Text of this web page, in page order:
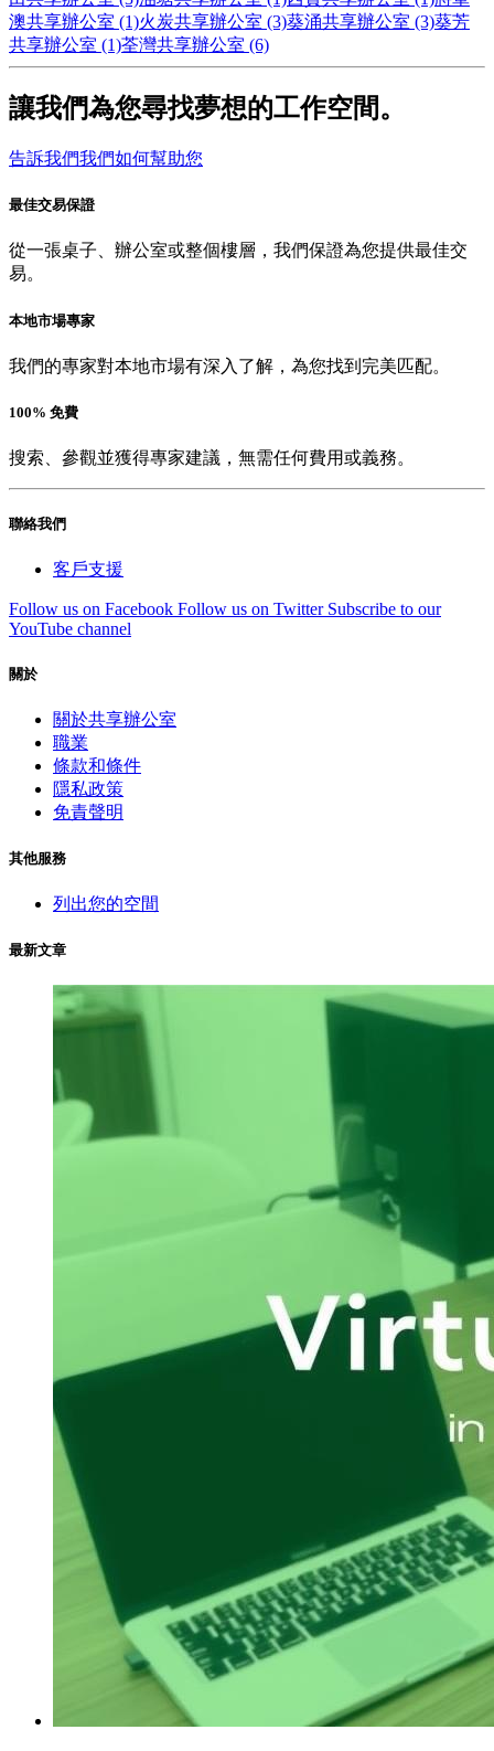
澳共享辦公室 (1)火炭共享辦公室 (3)葵涌共享辦公室 (3)葵芳
共享辦公室 (1)荃灣共享辦公室 (6)
讓我們為您尋找夢想的工作空間。
告訴我們我們如何幫助您
最佳交易保證
從一張桌子、辦公室或整個樓層，我們保證為您提供最佳交
易。
本地市場專家
我們的專家對本地市場有深入了解，為您找到完美匹配。
100% 免費
搜索、參觀並獲得專家建議，無需任何費用或義務。
聯絡我們
客戶支援
Follow us on Facebook Follow us on Twitter Subscribe to our
YouTube channel
關於
關於共享辦公室
職業
條款和條件
隱私政策
免責聲明
其他服務
列出您的空間
最新文章